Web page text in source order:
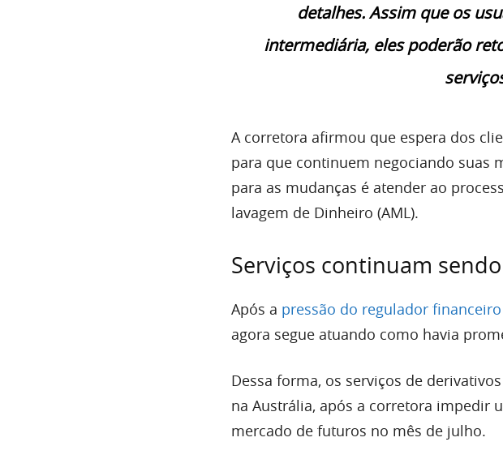
detalhes. Assim que os
intermediária, eles poderão
A corretora afirmou que espera dos
para que continuem negociando suas
para as mudanças é atender ao
lavagem de Dinheiro (AML).
Serviços continuam
Após a pressão do regulador
agora segue atuando como havia
Dessa forma, os serviços de
na Austrália, após a corretora impedir
mercado de futuros no mês de julho.